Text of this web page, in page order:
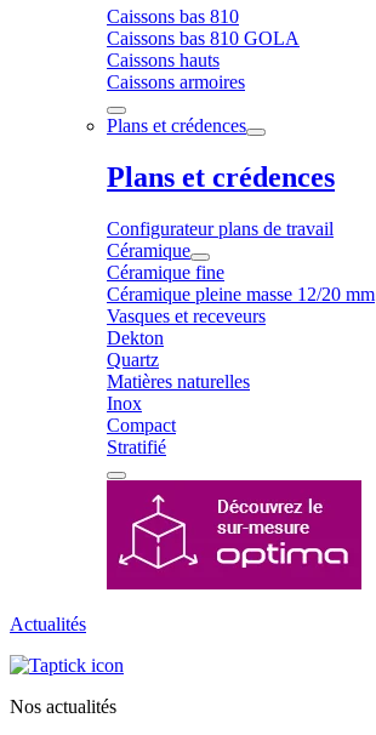
Caissons bas 810
Caissons bas 810 GOLA
Caissons hauts
Caissons armoires
Plans et crédences
Plans et crédences
Configurateur plans de travail
Céramique
Céramique fine
Céramique pleine masse 12/20 mm
Vasques et receveurs
Dekton
Quartz
Matières naturelles
Inox
Compact
Stratifié
Actualités
Nos actualités